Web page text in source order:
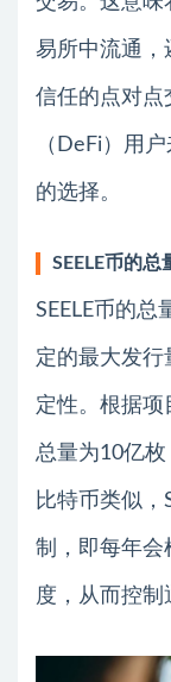
易所中流通，
信任的点对点
（DeFi）用
的选择。
SEELE币的
SEELE币的总
定的最大发
定性。根据项
总量为10亿
比特币类似，
制，即每年会
度，从而控制